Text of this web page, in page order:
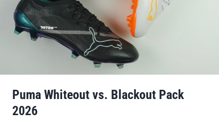
Puma Whiteout vs. Blackout Pack
2026